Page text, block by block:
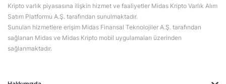
Kripto varlık piyasasına ilişkin hizmet ve faaliyetler Midas Kripto Varlık Alım
Satım Platformu A.Ş. tarafından sunulmaktadır.
Sunulan hizmetlere erişim Midas Finansal Teknolojiler A.Ş. tarafından
sağlanan Midas ve Midas Kripto mobil uygulamaları üzerinden
sağlanmaktadır.